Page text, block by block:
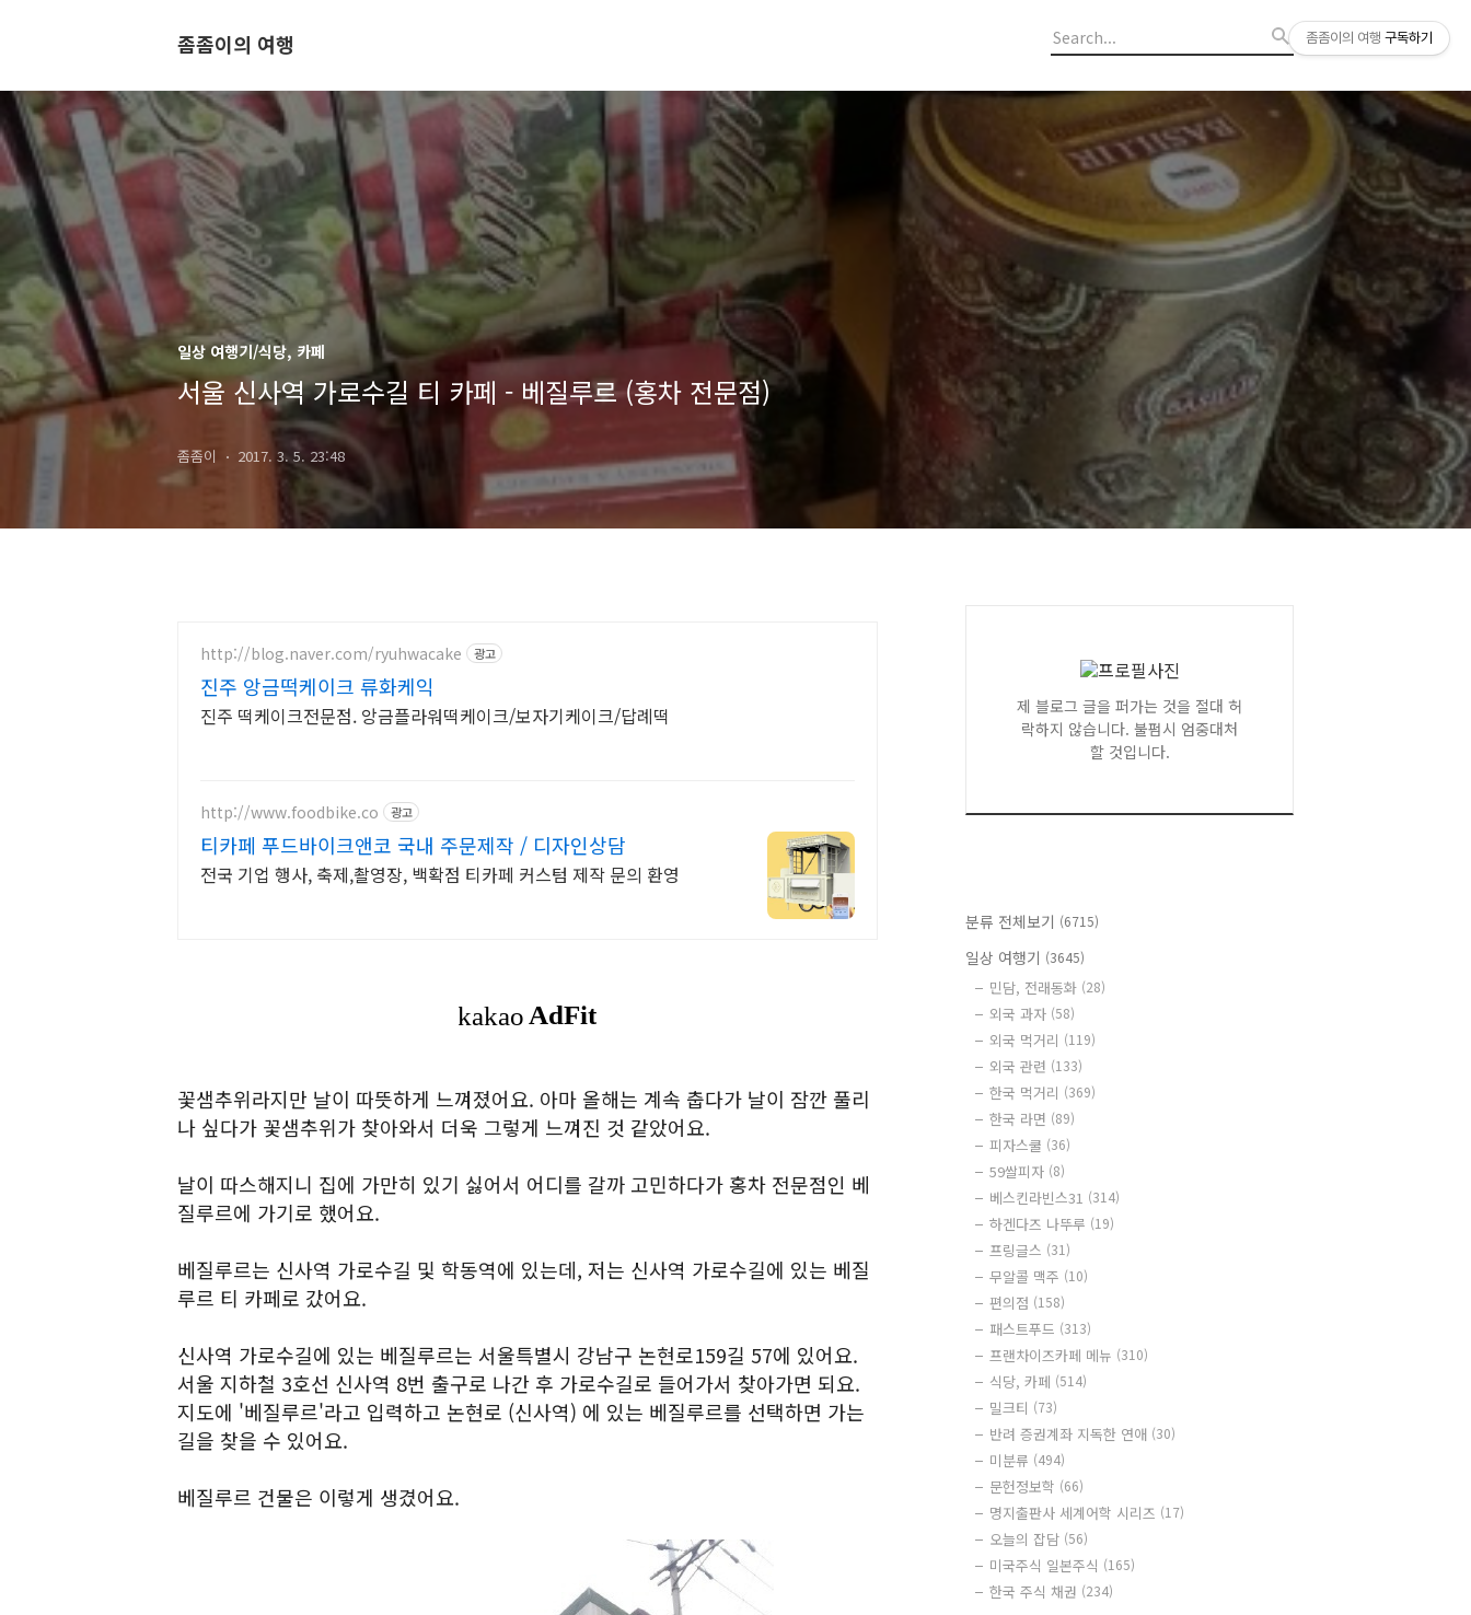
좀좀이의 여행
일상 여행기/식당, 카페
서울 신사역 가로수길 티 카페 - 베질루르 (홍차 전문점)
좀좀이 2017. 3. 5. 23:48
http://blog.naver.com/ryuhwacake 광고
진주 앙금떡케이크 류화케익
진주 떡케이크전문점. 앙금플라워떡케이크/보자기케이크/답례떡
http://www.foodbike.co 광고
티카페 푸드바이크앤코 국내 주문제작 / 디자인상담
전국 기업 행사, 축제,촬영장, 백확점 티카페 커스텀 제작 문의 환영
꽃샘추위라지만 날이 따뜻하게 느껴졌어요. 아마 올해는 계속 춥다가 날이 잠깐 풀리
나 싶다가 꽃샘추위가 찾아와서 더욱 그렇게 느껴진 것 같았어요.
날이 따스해지니 집에 가만히 있기 싫어서 어디를 갈까 고민하다가 홍차 전문점인 베
질루르에 가기로 했어요.
베질루르는 신사역 가로수길 및 학동역에 있는데, 저는 신사역 가로수길에 있는 베질
루르 티 카페로 갔어요.
신사역 가로수길에 있는 베질루르는 서울특별시 강남구 논현로159길 57에 있어요.
서울 지하철 3호선 신사역 8번 출구로 나간 후 가로수길로 들어가서 찾아가면 되요.
지도에 '베질루르'라고 입력하고 논현로 (신사역) 에 있는 베질루르를 선택하면 가는
길을 찾을 수 있어요.
베질루르 건물은 이렇게 생겼어요.
제 블로그 글을 퍼가는 것을 절대 허
락하지 않습니다. 불펌시 엄중대처
할 것입니다.
분류 전체보기 (6715)
일상 여행기 (3645)
민담, 전래동화 (28)
외국 과자 (58)
외국 먹거리 (119)
외국 관련 (133)
한국 먹거리 (369)
한국 라면 (89)
피자스쿨 (36)
59쌀피자 (8)
베스킨라빈스31 (314)
하겐다즈 나뚜루 (19)
프링글스 (31)
무알콜 맥주 (10)
편의점 (158)
패스트푸드 (313)
프랜차이즈카페 메뉴 (310)
식당, 카페 (514)
밀크티 (73)
반려 증권계좌 지독한 연애 (30)
미분류 (494)
문헌정보학 (66)
명지출판사 세계어학 시리즈 (17)
오늘의 잡담 (56)
미국주식 일본주식 (165)
한국 주식 채권 (234)
좀좀이의 여행 구독하기